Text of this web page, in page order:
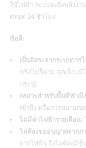
ใช้ไฟฟ้า ระบบจะดึงพลังงา
ตลอด 24 ชั่วโมง
ข้อดี:
เป็นอิสระจากระบบการ
หรือไม่ก็ตาม คุณก็จะมีไ
ประจุ)
เหมาะสำหรับพื้นที่ห่างไ
เข้าถึง หรือการขยายเ
ไม่มีค่าไฟฟ้ารายเดือน:
ไม่ต้องขออนุญาตจากก
การไฟฟ้า จึงไม่ต้องมี